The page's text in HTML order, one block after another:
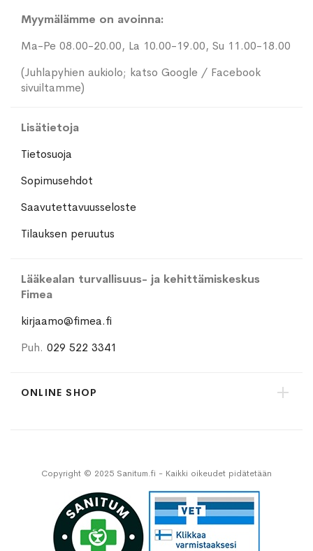
Myymälämme on avoinna:
Ma-Pe 08.00-20.00, La 10.00-19.00, Su 11.00-18.00
(Juhlapyhien aukiolo; katso Google / Facebook
sivuiltamme)
Lisätietoja
Tietosuoja
Sopimusehdot
Saavutettavuusseloste
Tilauksen peruutus
Lääkealan turvallisuus- ja kehittämiskeskus
Fimea
kirjaamo@fimea.fi
Puh. 029 522 3341
ONLINE SHOP
Copyright © 2025 Sanitum.fi - Kaikki oikeudet pidätetään